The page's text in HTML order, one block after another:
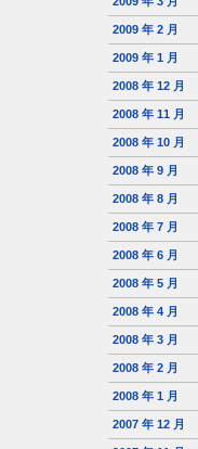
2009 年 2 月
2009 年 1 月
2008 年 12 月
2008 年 11 月
2008 年 10 月
2008 年 9 月
2008 年 8 月
2008 年 7 月
2008 年 6 月
2008 年 5 月
2008 年 4 月
2008 年 3 月
2008 年 2 月
2008 年 1 月
2007 年 12 月